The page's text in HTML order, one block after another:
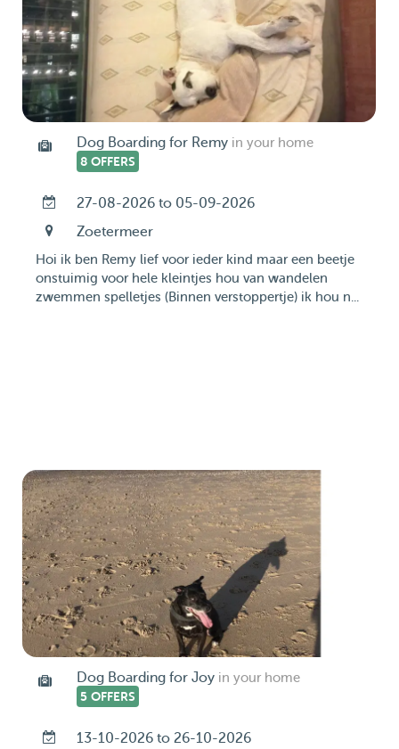
Dog Boarding for Remy in your home
8 OFFERS
27-08-2026 to 05-09-2026
Zoetermeer
Hoi ik ben Remy lief voor ieder kind maar een beetje
onstuimig voor hele kleintjes hou van wandelen
zwemmen spelletjes (Binnen verstoppertje) ik hou n...
Dog Boarding for Joy in your home
5 OFFERS
13-10-2026 to 26-10-2026